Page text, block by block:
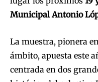
Municipal Antonio
La muestra, pionera
ámbito, apuesta este
centrada en dos